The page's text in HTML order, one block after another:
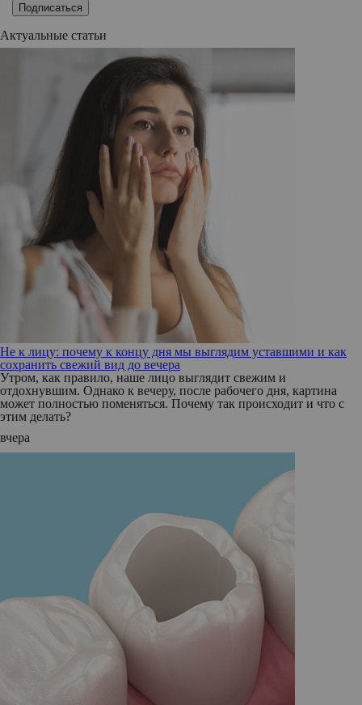
Подписаться
Актуальные статьи
Не к лицу: почему к концу дня мы выглядим уставшими и как
сохранить свежий вид до вечера
Утром, как правило, наше лицо выглядит свежим и
отдохнувшим. Однако к вечеру, после рабочего дня, картина
может полностью поменяться. Почему так происходит и что с
этим делать?
вчера